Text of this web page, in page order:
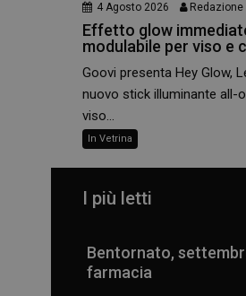
4 Agosto 2026 Redazione
Effetto glow
modulabile per viso e
Goovi presenta Hey Glow,
nuovo stick illuminante all-
viso...
In Vetrina
I più letti
Bentornato,
farmacia